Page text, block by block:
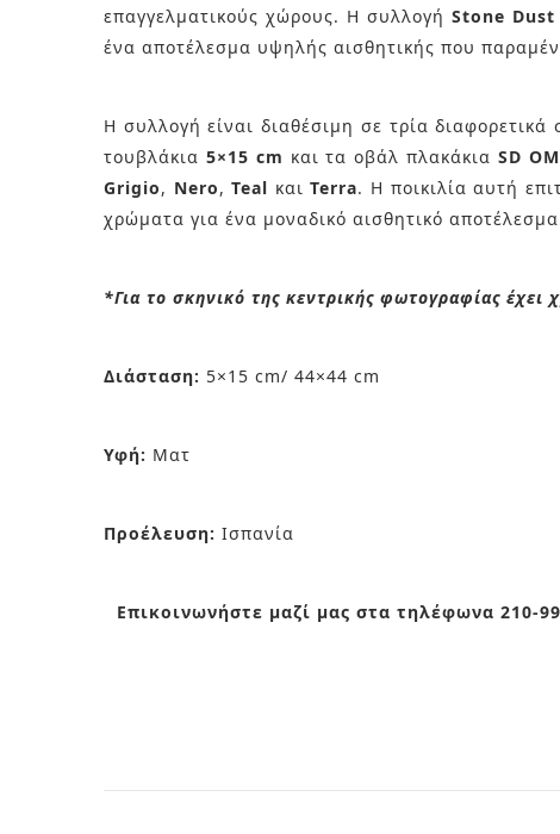
επαγγελματικούς χώρους. Η συλλογή Stone Dust
ένα αποτέλεσμα υψηλής αισθητικής που
Η συλλογή είναι διαθέσιμη σε τρία διαφορετικά
τουβλάκια 5×15 cm και τα οβάλ πλακάκια SD
Grigio, Nero,Teal καιTerra. Η ποικιλία αυτή
χρώματα για ένα μοναδικό αισθητικό
*Για το σκηνικό της κεντρικής φωτογραφίας έχει
Διάσταση: 5×15 cm/ 44×44 cm
Υφή: Ματ
Προέλευση: Ισπανία
Επικοινωνήστε μαζί μας στα τηλέφωνα 210-